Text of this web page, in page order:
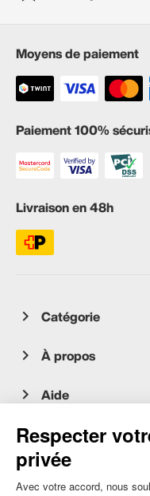
Moyens de paiement
Paiement 100%
Livraison en 48h
Catégorie
À propos
Aide
Service client